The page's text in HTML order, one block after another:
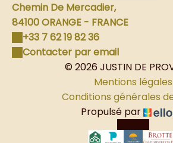
Chemin De Mercadier,
84100 ORANGE - FRANCE
+33 7 62 19 82 36
Contacter par email
© 2026 JUSTIN DE
Mentions légales
Conditions générales
Propulsé par